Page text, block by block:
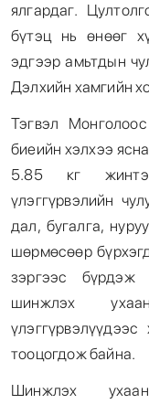
ялгардаг.
бүтэц нь өнөөг
эдгээр амьтдын
Дэлхийн хамгийн
Тэгвэл
биеийн хэлхээ
5.85 кг
үлэггүрвэлийн
дал, бугалга,
шөрмөсөөр
зэргээс бүрдэж
шинжлэх
тооцогдож байна.
Шинжлэх